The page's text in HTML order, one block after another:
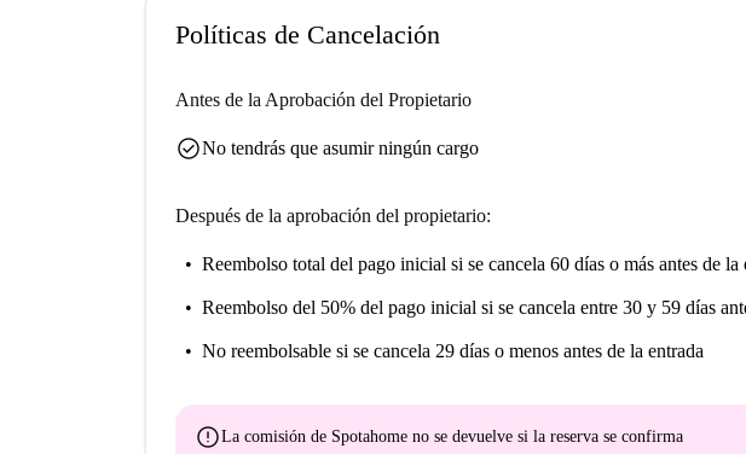
bañera.
provista de todo tipo de servicios: pequeño comercio, restauración, bancos,
donde se distribuyen muchas líneas (C-2, C-7 y C-8 de cercanías de
radio (M31/M40) La zona, además, cuenta con el paso de varias líneas de
Políticas de Cancelación
Antes de la Aprobación del Propietario
check_circleNo tendrás que asumir ningún cargo
Después de la aprobación del propietario:
Reembolso total del pago inicial si se cancela 60 días o más antes de la
Reembolso del 50% del pago inicial si se cancela entre 30 y 59 días
No reembolsable si se cancela 29 días o menos antes de la entrada
errorLa comisión de Spotahome no se devuelve si la reserva se confirma